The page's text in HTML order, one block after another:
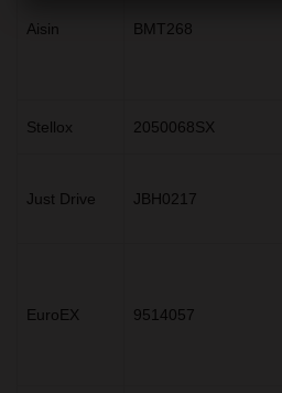
Aisin BMT268
Stellox 2050068SX
Just Drive JBH0217
EuroEX 9514057